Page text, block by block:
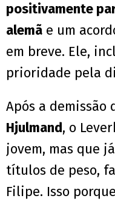
positivamente
alemã e um
em breve. Ele,
prioridade pela
Após a demissão
Hjulmand, o
jovem, mas que
títulos de peso,
Filipe. Isso